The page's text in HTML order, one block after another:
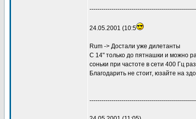
24.05.2001 (10:5
Rum -> Достали уже дилетанты
С 14" только до пятнашки и можно
соньки при частоте в сети 400 Гц
Благодарить не стоит, юзайте на